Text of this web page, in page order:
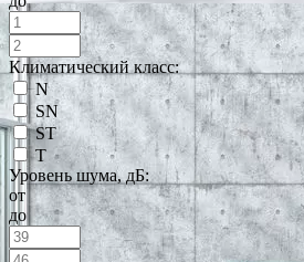
Климатический класс:
N
SN
ST
T
Уровень шума, дБ:
от
до